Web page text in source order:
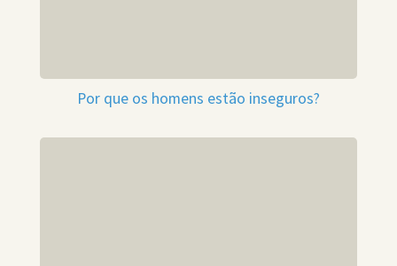
Por que os homens estão inseguros?